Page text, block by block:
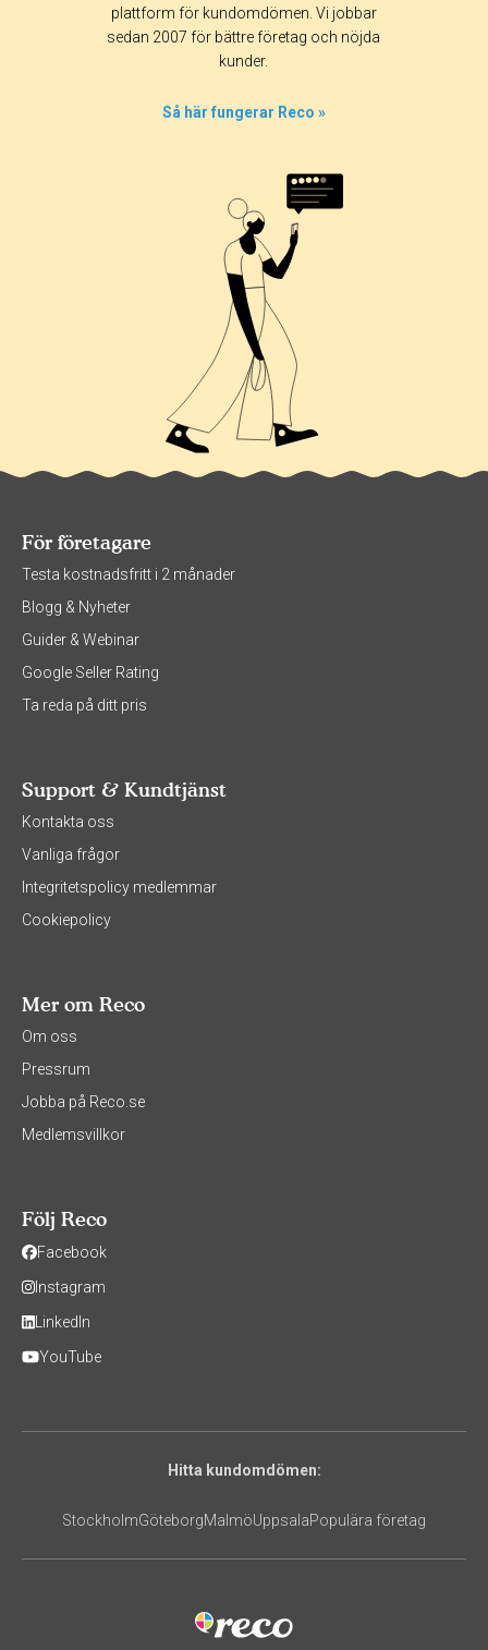
365 dagar 90 dagar
30 dagar
plattform för kundomdömen. Vi jobbar
sedan 2007 för bättre företag och nöjda
kunder.
Så här fungerar Reco »
För företagare
Testa kostnadsfritt i 2 månader
Blogg & Nyheter
Guider & Webinar
Google Seller Rating
Ta reda på ditt pris
Support & Kundtjänst
Kontakta oss
Vanliga frågor
Integritetspolicy medlemmar
Cookiepolicy
Mer om Reco
Om oss
Pressrum
Jobba på Reco.se
Medlemsvillkor
Följ Reco
Facebook
Instagram
LinkedIn
YouTube
Hitta kundomdömen:
StockholmGöteborgMalmöUppsalaPopulära företag